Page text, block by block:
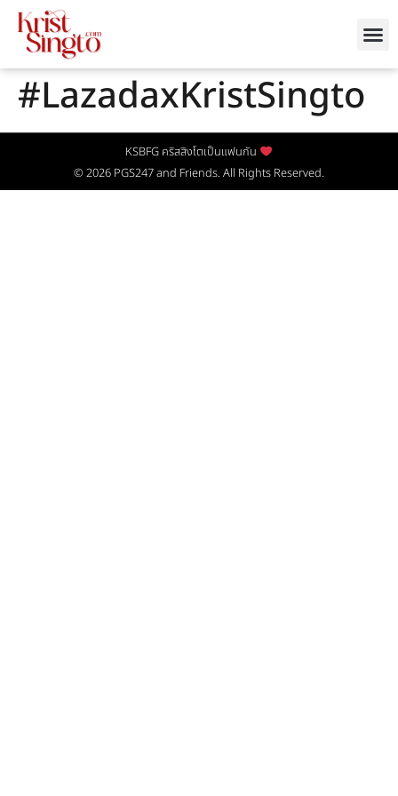
#LazadaxKristSingto
KSBFG คริสสิงโตเป็นแฟนกัน
© 2026 PGS247and Friends. All Rights Reserved.